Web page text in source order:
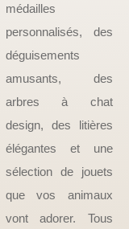
médailles
personnalisés, des
déguisements
amusants, des
arbres à chat
design, des litières
élégantes et une
sélection de jouets
que vos animaux
vont adorer. Tous